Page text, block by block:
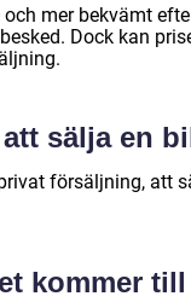
mer bekvämt
Dock kan
sälja en
försäljning, att
kommer till